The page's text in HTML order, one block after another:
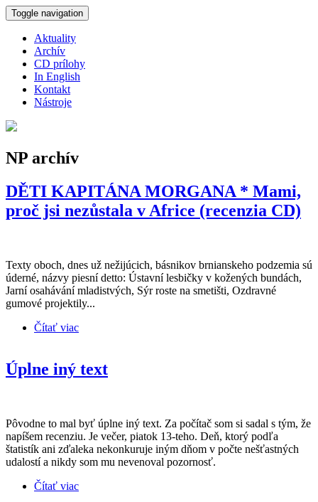
Skočiť na hlavný obsah
Toggle navigation
Aktuality
Archív
CD prílohy
In English
Kontakt
Nástroje
NP archív
DĚTI KAPITÁNA MORGANA * Mami,
proč jsi nezůstala v Africe (recenzia CD)
Texty oboch, dnes už nežijúcich, básnikov brnianskeho podzemia sú
úderné, názvy piesní detto: Ústavní lesbičky v kožených bundách,
Jarní osahávání mladistvých, Sýr roste na smetišti, Ozdravné
gumové projektily...
Čítať viac
Úplne iný text
Pôvodne to mal byť úplne iný text. Za počítač som si sadal s tým, že
napíšem recenziu. Je večer, piatok 13-teho. Deň, ktorý podľa
štatistík ani zďaleka nekonkuruje iným dňom v počte nešťastných
udalostí a nikdy som mu nevenoval pozornosť.
Čítať viac